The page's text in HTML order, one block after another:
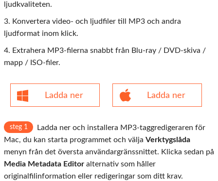
ljudkvaliteten.
3. Konvertera video- och ljudfiler till MP3 och andra
ljudformat inom klick.
4. Extrahera MP3-filerna snabbt från Blu-ray / DVD-skiva /
mapp / ISO-filer.
Ladda ner Ladda ner
steg 1
Ladda ner och installera MP3-taggredigeraren för
Mac, du kan starta programmet och välja Verktygslåda
menyn från det översta användargränssnittet. Klicka sedan på
Media Metadata Editor alternativ som håller
originalfilinformation eller redigeringar som ditt krav.